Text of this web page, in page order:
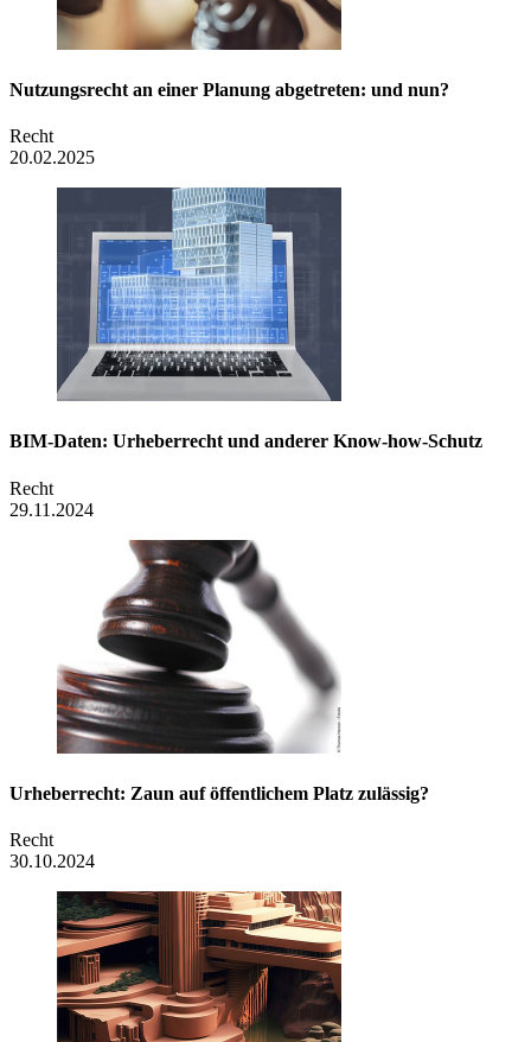
Nutzungsrecht an einer Planung abgetreten: und nun?
Recht
20.02.2025
BIM-Daten: Urheberrecht und anderer Know-how-Schutz
Recht
29.11.2024
Urheberrecht: Zaun auf öffentlichem Platz zulässig?
Recht
30.10.2024